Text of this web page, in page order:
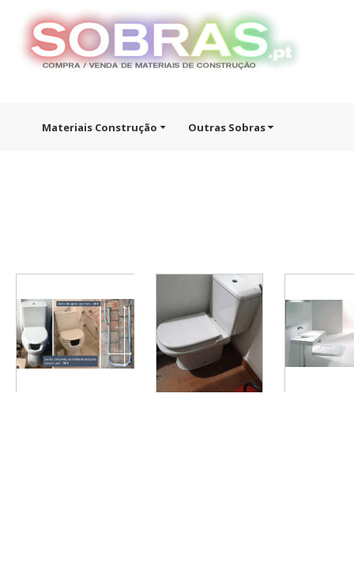
Materiais Construção Outras Sobras